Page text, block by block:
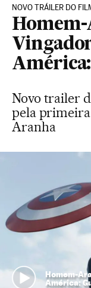
NOVO TRÁILER DO
Homem-
Novo trailer
pela
Aranha
Homem-
América: